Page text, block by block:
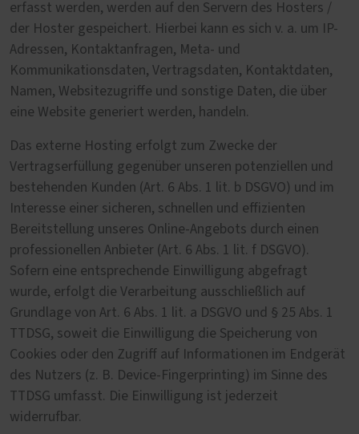
erfasst werden, werden auf den Servern des Hosters /
der Hoster gespeichert. Hierbei kann es sich v. a. um IP-
Adressen, Kontaktanfragen, Meta- und
Kommunikationsdaten, Vertragsdaten, Kontaktdaten,
Namen, Websitezugriffe und sonstige Daten, die über
eine Website generiert werden, handeln.
Das externe Hosting erfolgt zum Zwecke der
Vertragserfüllung gegenüber unseren potenziellen und
bestehenden Kunden (Art. 6 Abs. 1 lit. b DSGVO) und im
Interesse einer sicheren, schnellen und effizienten
Bereitstellung unseres Online-Angebots durch einen
professionellen Anbieter (Art. 6 Abs. 1 lit. f DSGVO).
Sofern eine entsprechende Einwilligung abgefragt
wurde, erfolgt die Verarbeitung ausschließlich auf
Grundlage von Art. 6 Abs. 1 lit. a DSGVO und § 25 Abs. 1
TTDSG, soweit die Einwilligung die Speicherung von
Cookies oder den Zugriff auf Informationen im Endgerät
des Nutzers (z. B. Device-Fingerprinting) im Sinne des
TTDSG umfasst. Die Einwilligung ist jederzeit
widerrufbar.